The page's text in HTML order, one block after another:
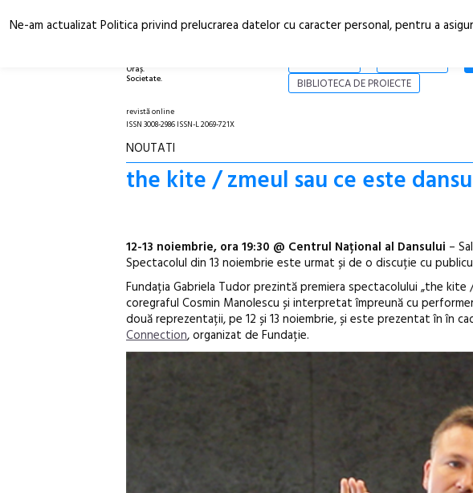
Oraș.
Societate.
BIBLIOTECA DE PROIECTE
revistă online
ISSN 3008-2986 ISSN-L 2069-721X
NOUTATI
the kite / zmeul sau ce este
12-13 noiembrie, ora 19:30 @ Centrul Național al Dansului –
Spectacolul din 13 noiembrie este urmat și de o discuție cu
Fundația Gabriela Tudor prezintă premiera spectacolului „the
coregraful Cosmin Manolescu și interpretat împreună cu
două reprezentații, pe 12 și 13 noiembrie, și este prezentat în în
Connection, organizat de Fundație.
Ne-am actualizat Politica privind prelucrarea datelor cu caracter personal, pentru a